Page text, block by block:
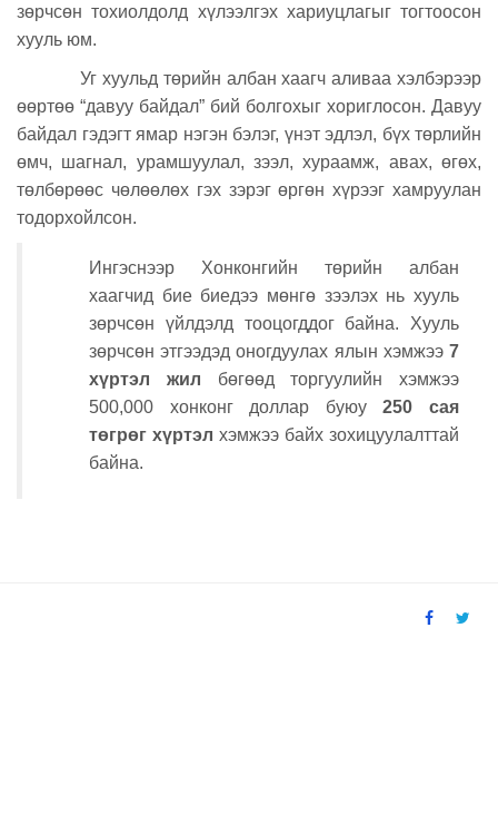
зөрчсөн тохиолдолд хүлээлгэх хариуцлагыг тогтоосон
хууль юм.
Уг хуульд төрийн албан хаагч аливаа хэлбэрээр
өөртөө “давуу байдал” бий болгохыг хориглосон. Давуу
байдал гэдэгт ямар нэгэн бэлэг, үнэт эдлэл, бүх төрлийн
өмч, шагнал, урамшуулал, зээл, хураамж, авах, өгөх,
төлбөрөөс чөлөөлөх гэх зэрэг өргөн хүрээг хамруулан
тодорхойлсон.
Ингэснээр Хонконгийн төрийн албан
хаагчид бие биедээ мөнгө зээлэх нь хууль
зөрчсөн үйлдэлд тооцогддог байна. Хууль
зөрчсөн этгээдэд оногдуулах ялын хэмжээ 7
хүртэл жил бөгөөд торгуулийн хэмжээ
500,000 хонконг доллар буюу250 сая
төгрөг хүртэл хэмжээ байх зохицуулалттай
байна.